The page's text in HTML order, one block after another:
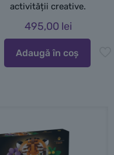
activității creative.
495,00 lei
Adaugă în coș